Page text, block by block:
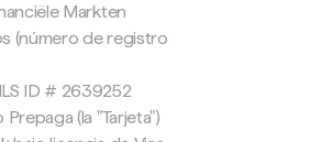
Markten
(número de registro
ID # 2639252
(la "Tarjeta")